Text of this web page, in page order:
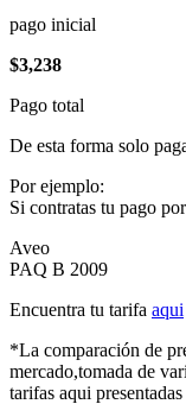
pago inicial
$3,238
Pago total
De esta forma solo
Por ejemplo:
Si contratas tu pago
Aveo
PAQ B 2009
Encuentra tu tarifa aqui
*La comparación de
mercado,tomada de
tarifas aqui